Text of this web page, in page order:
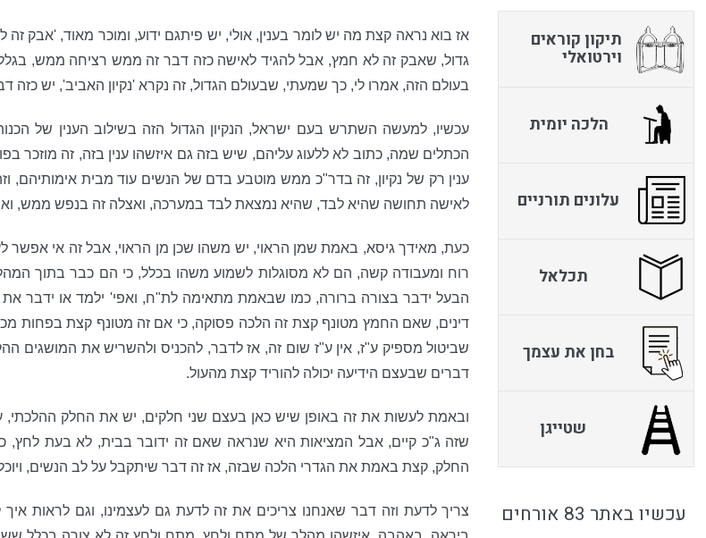
אז בוא נראה קצת מה יש לומר בענין, אולי, יש פיתגם ידוע, ומוכר מאוד, 'אבק
גדול, שאבק זה לא חמץ, אבל להגיד לאישה כזה דבר זה ממש רציחה ממש, בגלל
בעולם הזה, אמרו לי, כך שמעתי, שבעולם הגדול, זה נקרא 'נקיון האביב', יש כזה
עכשיו, למעשה השתרש בעם ישראל, הנקיון הגדול הזה בשילוב הענין של
הכתלים שמה, כתוב לא ללעוג עליהם, שיש בזה גם איזשהו ענין בזה, זה
ענין רק של נקיון, זה בדר"כ ממש מוטבע בדם של הנשים עוד מבית אימותיהם,
לאישה תחושה שהיא לבד, שהיא נמצאת לבד במערכה, ואצלה זה בנפש ממש,
כעת, מאידך גיסא, באמת שמן הראוי, יש משהו שכן מן הראוי, אבל זה אי
רוח ומעבודה קשה, הם לא מסוגלות לשמוע משהו בכלל, כי הם כבר בתוך
הבעל ידבר בצורה ברורה, כמו שבאמת מתאימה לת"ח, ואפי' ילמד או ידבר
דינים, שאם החמץ מטונף קצת זה הלכה פסוקה, כי אם זה מטונף קצת בפחות
שביטול מספיק ע"ז, אין ע"ז שום זה, אז לדבר, להכניס ולהשריש את המושגים
דברים שבעצם הידיעה יכולה להוריד קצת מהעול.
ובאמת לעשות את זה באופן שיש כאן בעצם שני חלקים, יש את החלק ההלכתי,
שזה ג"כ קיים, אבל המציאות היא שנראה שאם זה ידובר בבית, לא בעת
החלק, קצת באמת את הגדרי הלכה שבזה, אז זה דבר שיתקבל על לב הנשים,
צריך לדעת וזה דבר שאנחנו צריכים את זה לדעת גם לעצמינו, וגם לראות
תיקון קוראים
וירטואלי
הלכה יומית
עלונים תורניים
תכלאל
בחן את עצמך
שטייגן
עכשיו באתר 83 אורחים